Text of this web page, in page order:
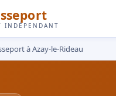
INDÉPENDANT
à Azay-le-Rideau